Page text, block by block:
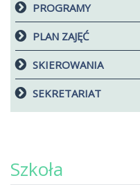
PROGRAMY
PLAN ZAJĘĆ
SKIEROWANIA
SEKRETARIAT
Szkoła